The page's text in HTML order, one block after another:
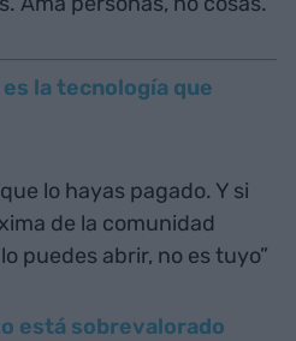
la tecnología que
lo hayas pagado. Y si
de la comunidad
puedes abrir, no es tuyo”
está sobrevalorado